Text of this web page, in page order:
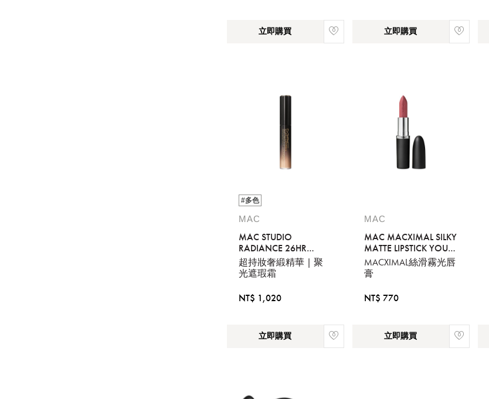
立即購買 立即購買
#多色
MAC
MAC STUDIO
RADIANCE 26HR
LUMINOUS LIFT
CONCEALER NC30
超持妝奢緞精華 | 聚
光遮瑕霜
NT$ 1,020
立即購買
MAC
MAC MACXIMAL SILKY
MATTE LIPSTICK YOU
WOULDN T GET IT
MACXIMAL絲滑霧光唇
膏
NT$ 770
立即購買